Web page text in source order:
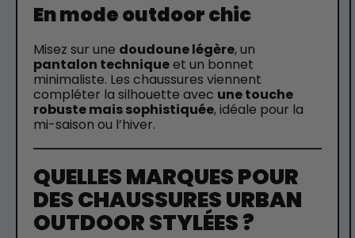
En mode outdoor chic
Misez sur une doudoune légère, un
pantalon techniqueet un bonnet
minimaliste. Les chaussures viennent
compléter la silhouette avec une touche
robuste mais sophistiquée, idéale pour la
mi-saison ou l’hiver.
QUELLES MARQUES POUR
DES CHAUSSURES URBAN
OUTDOOR STYLÉES ?